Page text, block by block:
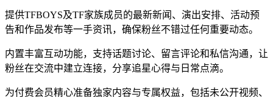
提供TFBOYS及TF家族成员的最新新闻、演出安排、活动预
告和作品发布等一手资讯，确保粉丝不错过任何重要动态。
内置丰富互动功能，支持话题讨论、留言评论和私信沟通，让
粉丝在交流中建立连接，分享追星心得与日常点滴。
为付费会员精心准备独家内容与专属权益，包括未公开视频、